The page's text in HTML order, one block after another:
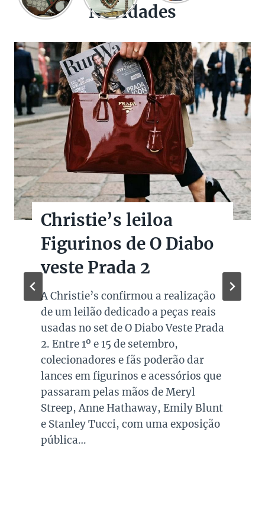
Novidades
Christie’s leiloa
Figurinos de O Diabo
veste Prada 2
A Christie’s confirmou a realização
de um leilão dedicado a peças reais
usadas no set de O Diabo Veste Prada
2. Entre 1º e 15 de setembro,
colecionadores e fãs poderão dar
lances em figurinos e acessórios que
passaram pelas mãos de Meryl
Streep, Anne Hathaway, Emily Blunt
e Stanley Tucci, com uma exposição
pública…